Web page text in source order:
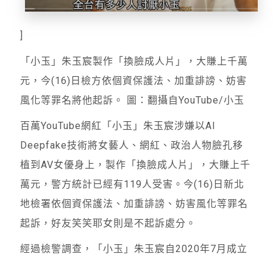
]
「小玉」朱玉宸製作「換臉成人片」，大賺上千萬
元，今(16)日檢方依個資保護法、加重誹謗、妨害
風化等罪名將他起訴。 圖：翻攝自YouTube/小玉
百萬YouTube網紅「小玉」朱玉宸涉嫌以AI
Deepfake技術將女藝人、網紅、政治人物臉孔移
植到AV女優身上，製作「換臉成人片」，大賺上千
萬元，警方統計已經有119人受害。今(16)日新北
地檢署依個資保護法、加重誹謗、妨害風化等罪名
起訴，好友笑笑耶女則是不起訴處分。
經過檢警調查，「小玉」朱玉宸自2020年7月成立